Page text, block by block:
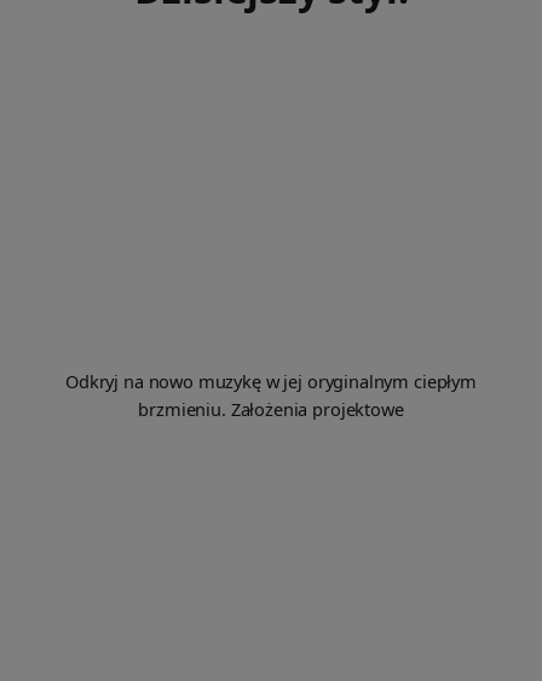
Odkryj na nowo muzykę w jej oryginalnym ciepłym
brzmieniu. Założenia projektowe